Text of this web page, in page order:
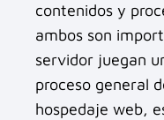
contenidos y
ambos son
servidor juegan
proceso general
hospedaje web,